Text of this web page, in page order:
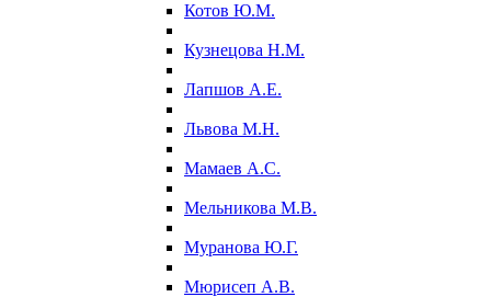
Котов Ю.М.
Кузнецова Н.М.
Лапшов А.Е.
Львова М.Н.
Мамаев А.С.
Мельникова М.В.
Муранова Ю.Г.
Мюрисеп А.В.